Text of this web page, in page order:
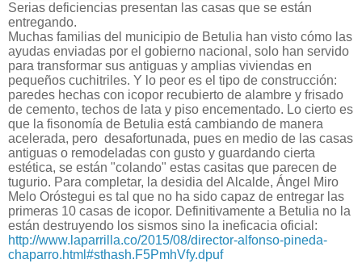
​Serias deficiencias presentan las casas que se están
entregando.
Muchas familias del municipio de Betulia han visto cómo las
ayudas enviadas por el gobierno nacional, solo han servido
para transformar sus antiguas y amplias viviendas en
pequeños cuchitriles. Y lo peor es el tipo de construcción:
paredes hechas con icopor recubierto de alambre y frisado
de cemento, techos de lata y piso encementado. Lo cierto es
que la fisonomía de Betulia está cambiando de manera
acelerada, pero desafortunada, pues en medio de las casas
antiguas o remodeladas con gusto y guardando cierta
estética, se están "colando" estas casitas que parecen de
tugurio. Para completar, la desidia del Alcalde, Ángel Miro
Melo Oróstegui es tal que no ha sido capaz de entregar las
primeras 10 casas de icopor. Definitivamente a Betulia no la
están destruyendo los sismos sino la ineficacia oficial:
http://www.laparrilla.co/2015/08/director-alfonso-pineda-
chaparro.html#sthash.F5PmhVfy.dpuf